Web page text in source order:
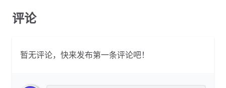
评论
暂无评论，快来发布第一条评论吧！